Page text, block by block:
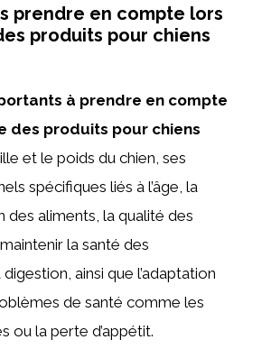
prendre en compte lors
produits pour chiens
à prendre en compte
des produits pour chiens
et le poids du chien, ses
spécifiques liés à l’âge, la
des aliments, la qualité des
la santé des
ainsi que l’adaptation
de santé comme les
ou la perte d’appétit.